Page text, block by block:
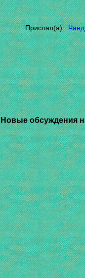
Прислал(а):
Новые обсуждения